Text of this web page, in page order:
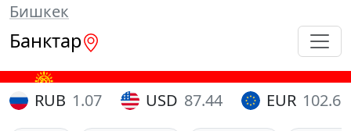
Бишкек
Банктар
RUB 1.07 USD 87.44 EUR 102.65